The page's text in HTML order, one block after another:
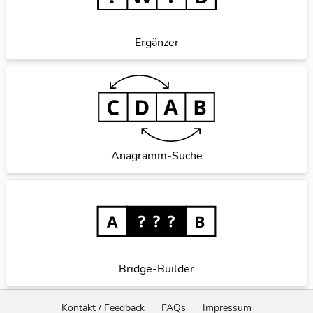
Ergänzer
Anagramm-Suche
Bridge-Builder
Kontakt / Feedback FAQs Impressum